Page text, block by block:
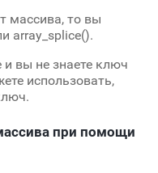
массива, то вы
array_splice().
и вы не знаете ключ
использовать,
при помощи